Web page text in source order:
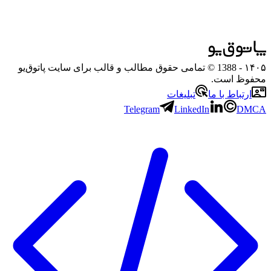
۱۴۰۵
- 1388 © تمامی حقوق مطالب و قالب برای سایت پاتوق‌یو
محفوظ است.
ارتباط با ما
تبلیغات
Telegram
LinkedIn DMCA